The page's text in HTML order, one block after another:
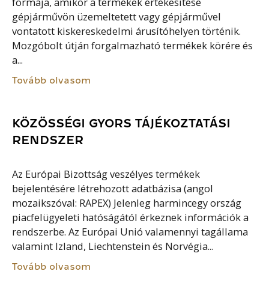
gépjárművön üzemeltetett vagy gépjárművel
vontatott kiskereskedelmi árusítóhelyen történik.
Mozgóbolt útján forgalmazható termékek körére és
a...
Tovább olvasom
KÖZÖSSÉGI GYORS TÁJÉKOZTATÁSI
RENDSZER
Az Európai Bizottság veszélyes termékek
bejelentésére létrehozott adatbázisa (angol
mozaikszóval: RAPEX) Jelenleg harmincegy ország
piacfelügyeleti hatóságától érkeznek információk a
rendszerbe. Az Európai Unió valamennyi tagállama
valamint Izland, Liechtenstein és Norvégia...
Tovább olvasom